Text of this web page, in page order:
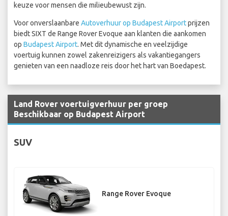
keuze voor mensen die milieubewust zijn.
Voor onverslaanbare Autoverhuur op Budapest Airportprijzen
biedt SIXT de Range Rover Evoque aan klanten die aankomen
op Budapest Airport. Met dit dynamische en veelzijdige
voertuig kunnen zowel zakenreizigers als vakantiegangers
genieten van een naadloze reis door het hart van Boedapest.
Land Rover voertuigverhuur per groep
Beschikbaar op Budapest Airport
SUV
Range Rover Evoque